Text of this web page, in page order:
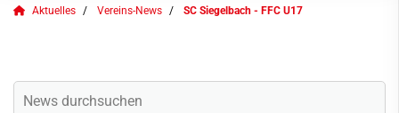
Aktuelles Vereins-News SC Siegelbach - FFC U17